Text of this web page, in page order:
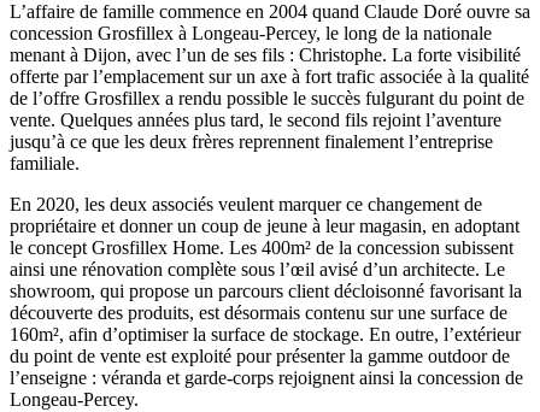
L’affaire de famille commence en 2004 quand Claude Doré ouvre sa
concession Grosfillex à Longeau-Percey, le long de la nationale
menant à Dijon, avec l’un de ses fils : Christophe. La forte visibilité
offerte par l’emplacement sur un axe à fort trafic associée à la qualité
de l’offre Grosfillex a rendu possible le succès fulgurant du point de
vente. Quelques années plus tard, le second fils rejoint l’aventure
jusqu’à ce que les deux frères reprennent finalement l’entreprise
familiale.
En 2020, les deux associés veulent marquer ce changement de
propriétaire et donner un coup de jeune à leur magasin, en adoptant
le concept Grosfillex Home. Les 400m² de la concession subissent
ainsi une rénovation complète sous l’œil avisé d’un architecte. Le
showroom, qui propose un parcours client décloisonné favorisant la
découverte des produits, est désormais contenu sur une surface de
160m², afin d’optimiser la surface de stockage. En outre, l’extérieur
du point de vente est exploité pour présenter la gamme outdoor de
l’enseigne : véranda et garde-corps rejoignent ainsi la concession de
Longeau-Percey.